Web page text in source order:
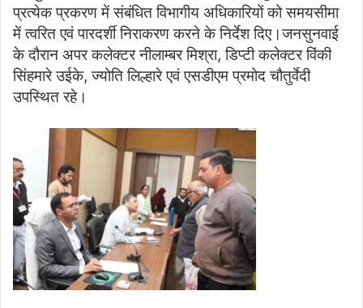
प्रत्येक प्रकरण में संबंधित विभागीय अधिकारियों को समयसीमा
में त्वरित एवं पारदर्शी निराकरण करने के निर्देश दिए।जनसुनवाई
के दौरान अपर कलेक्टर नीलाम्बर मिश्रा, डिप्टी कलेक्टर विंकी
सिंहमारे उईके, ज्योति लिल्हारे एवं एसडीएम प्रमोद चौतुर्वेदी
उपस्थित रहे।